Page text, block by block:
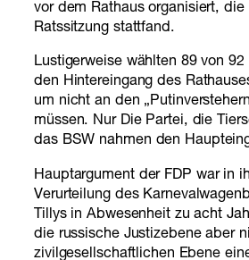
vor dem Rathaus organisiert, die
Ratssitzung stattfand.
Lustigerweise wählten 89 von
den Hintereingang des
um nicht an den
müssen. Nur Die Partei, die
das BSW nahmen den
Hauptargument der FDP war in
Verurteilung des
Tillys in Abwesenheit zu acht
die russische Justizebene aber
zivilgesellschaftlichen Ebene